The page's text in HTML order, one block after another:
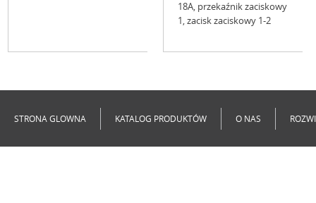
18A, przekaźnik zaciskowy
1, zacisk zaciskowy 1-2
STRONA GLOWNA KATALOG PRODUKTÓW O NAS